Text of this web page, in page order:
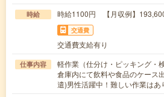
時給 時給1100円 【月収例】
交通費
交通費支給有り
仕事内容
軽作業（仕分け・ピッキング・
倉庫内にて飲料や食品のケース
遣)男性活躍中！難しい作業は